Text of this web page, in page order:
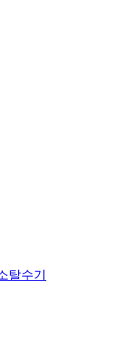
탈수기